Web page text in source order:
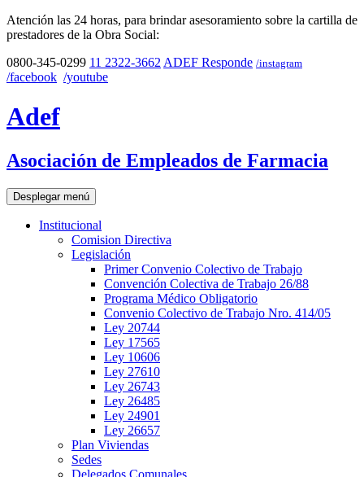
Atención las 24 horas, para brindar asesoramiento sobre la cartilla de
prestadores de la Obra Social:
0800-345-0299 11 2322-3662 ADEF Responde /instagram
/facebook /youtube
Adef
Asociación de Empleados de Farmacia
Desplegar menú
Institucional
Comision Directiva
Legislación
Primer Convenio Colectivo de Trabajo
Convención Colectiva de Trabajo 26/88
Programa Médico Obligatorio
Convenio Colectivo de Trabajo Nro. 414/05
Ley 20744
Ley 17565
Ley 10606
Ley 27610
Ley 26743
Ley 26485
Ley 24901
Ley 26657
Plan Viviendas
Sedes
Delegados Comunales